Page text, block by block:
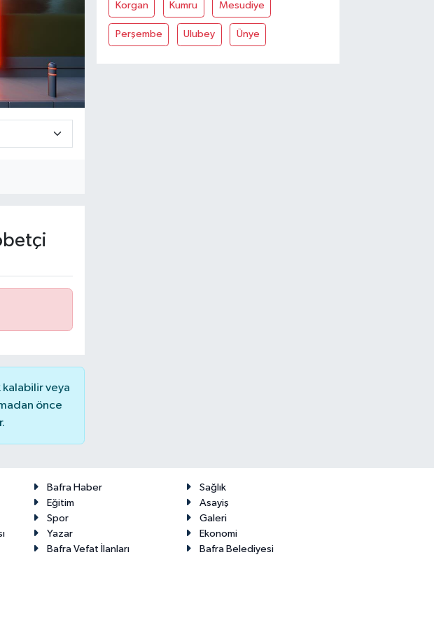
kalabilir veya
önce
Korgan Kumru Mesudiye
Perşembe Ulubey Ünye
Bafra Haber
Sağlık
Eğitim
Asayiş
Spor
Galeri
Yazar
Ekonomi
Bafra Vefat İlanları
Bafra Belediyesi